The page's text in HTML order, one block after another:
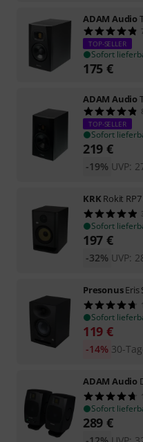
ADAM Audio
TOP-SELLER
Sofort
175 €
ADAM Audio
TOP-SELLER
Sofort
219 €
UVP:
-19%
KRK Rokit RP7
Sofort
197 €
UVP:
-32%
PresonusEris
Sofort
119 €
30-
-14%
ADAM Audio
Sofort
289 €